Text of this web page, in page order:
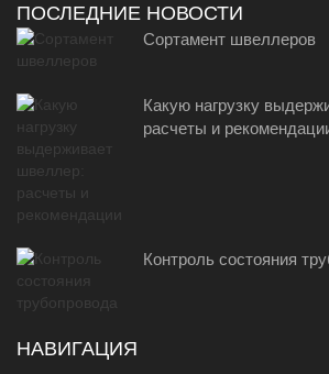
ПОСЛЕДНИЕ НОВОСТИ
Сортамент швеллеров
Какую нагрузку
расчеты и
Контроль состояния
НАВИГАЦИЯ